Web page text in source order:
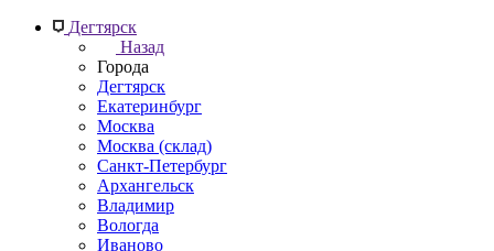
Дегтярск
Назад
Города
Дегтярск
Екатеринбург
Москва
Москва (склад)
Санкт-Петербург
Архангельск
Владимир
Вологда
Иваново